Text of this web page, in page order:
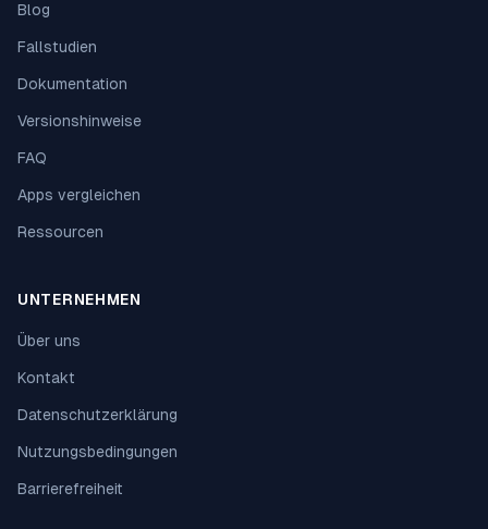
Blog
Fallstudien
Dokumentation
Versionshinweise
FAQ
Apps vergleichen
Ressourcen
UNTERNEHMEN
Über uns
Kontakt
Datenschutzerklärung
Nutzungsbedingungen
Barrierefreiheit